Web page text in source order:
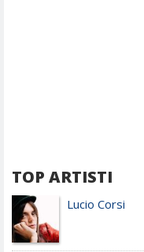
TOP ARTISTI
Lucio Corsi